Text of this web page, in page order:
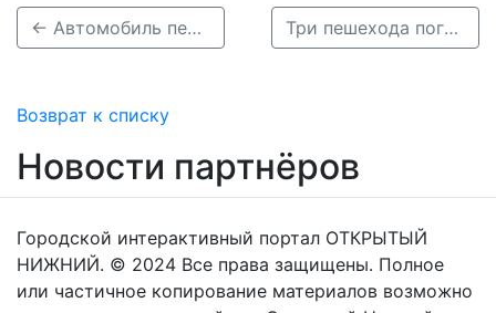
← Автомобиль перевернулся после столкновения в Канавинском районе Три пешехода погибли на дорогах Нижегородской области 25 октября →
Возврат к списку
Новости партнёров
Городской интерактивный портал ОТКРЫТЫЙ
НИЖНИЙ. © 2024 Все права защищены. Полное
или частичное копирование материалов возможно